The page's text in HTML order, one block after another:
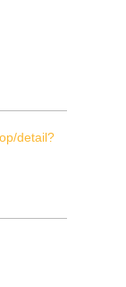
detail?